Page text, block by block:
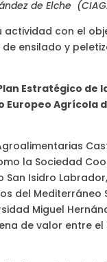
de Elche
actividad con el
ensilado y
Estratégico de
Europeo Agrícola
la Sociedad
Isidro
del Mediterráneo
Miguel
de valor entre